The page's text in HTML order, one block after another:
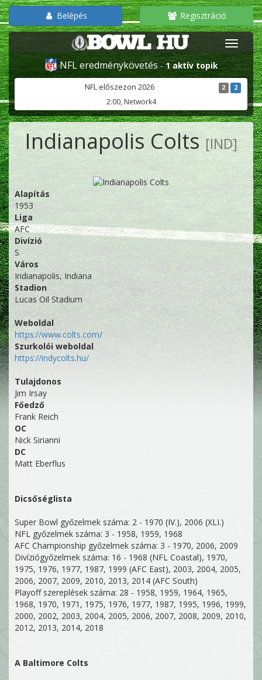
Belépés Regisztráció
NFL eredménykövetés -1 aktív topik
NFL előszezon 2026 2 2
2:00, Network4
Indianapolis Colts[IND]
Alapítás
1953
Liga
AFC
Divízió
S
Város
Indianapolis, Indiana
Stadion
Lucas Oil Stadium
Weboldal
https://www.colts.com/
Szurkolói weboldal
https://indycolts.hu/
Tulajdonos
Jim Irsay
Főedző
Frank Reich
OC
Nick Sirianni
DC
Matt Eberflus
Dicsőséglista
Super Bowl győzelmek száma: 2 - 1970 (IV.), 2006 (XLI.)
NFL győzelmek száma: 3 - 1958, 1959, 1968
AFC Championship győzelmek száma: 3 - 1970, 2006, 2009
Divíziógyőzelmek száma: 16 - 1968 (NFL Coastal), 1970,
1975, 1976, 1977, 1987, 1999 (AFC East), 2003, 2004, 2005,
2006, 2007, 2009, 2010, 2013, 2014 (AFC South)
Playoff szereplések száma: 28 - 1958, 1959, 1964, 1965,
1968, 1970, 1971, 1975, 1976, 1977, 1987, 1995, 1996, 1999,
2000, 2002, 2003, 2004, 2005, 2006, 2007, 2008, 2009, 2010,
2012, 2013, 2014, 2018
A Baltimore Colts